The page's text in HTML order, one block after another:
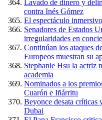
Lavado de dinero y
contra Inés Gómez
El espectáculo
Senadores de Estados
irregularidades en
Continúan los ataques
Europeos muestran su
Stephanie Hsu la actriz
academia
Nominados a los
Cuarón e Iñárritu
Beyonce desata críticas
Dubai